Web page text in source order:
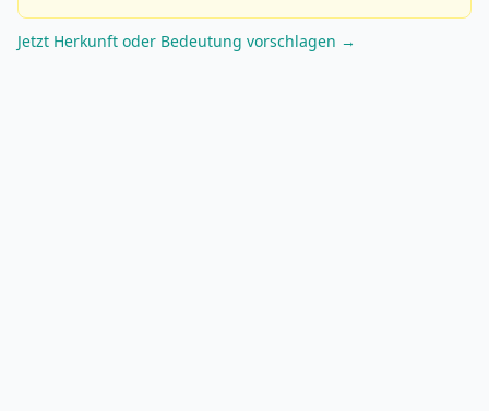
Jetzt Herkunft oder Bedeutung vorschlagen →